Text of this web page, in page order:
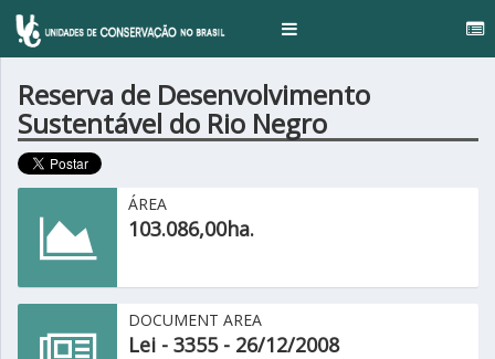
Toggle
Reserva de Desenvolvimento
Sustentável do Rio Negro
ÁREA
103.086,00ha.
DOCUMENT AREA
Lei - 3355 - 26/12/2008